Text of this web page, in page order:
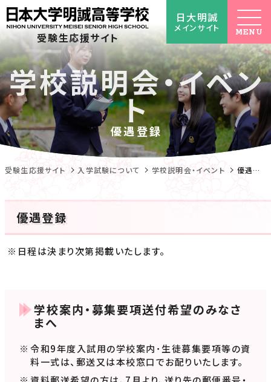
受験生応援サイト
日大明誠
メインサイト
優遇登録
受験生応援サイト 入学試験について 学校説明会・イベント 優遇登録
優遇登録
※日程は決まり次第掲載いたします。
学校案内・募集要項送付希望のみなさ
まへ
令和9年度入試用の学校案内･生徒募集要項等の資
料一式は、郵送又は本校窓口でお配りいたします。